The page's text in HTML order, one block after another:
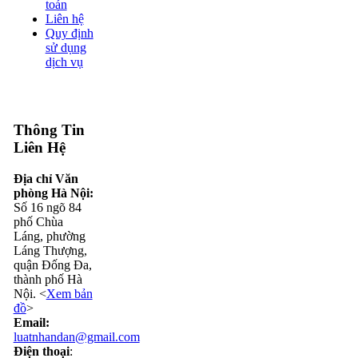
toán
Liên hệ
Quy định
sử dụng
dịch vụ
Thông Tin
Liên Hệ
Địa chỉ Văn
phòng Hà Nội:
Số 16 ngõ 84
phố Chùa
Láng, phường
Láng Thượng,
quận Đống Đa,
thành phố Hà
Nội. <Xem bản
đồ>
Email:
luatnhandan@gmail.com
Điện thoại: